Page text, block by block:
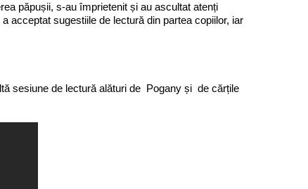
păpușii, s-au împrietenit și au ascultat atenți
acceptat sugestiile de lectură din partea copiilor, iar
sesiune de lectură alături de Pogany și de cărțile